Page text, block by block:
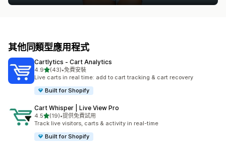
其他同類型應用程式
Cartlytics ‑ Cart Analytics
4.9滿分 5 顆星
(43)
共有 43 則評價
•免費安裝
Live carts in real time: add to cart tracking & cart recovery
Built for Shopify
Cart Whisper | Live View Pro
4.5滿分 5 顆星
(19)
共有 19 則評價
•提供免費試用
Track live visitors, carts & activity in real-time
Built for Shopify